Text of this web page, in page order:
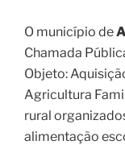
O município de
Chamada
Objeto:
Agricultura
rural
alimentação